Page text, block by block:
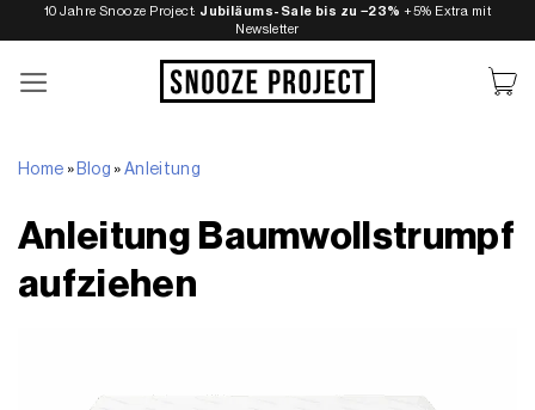
Inhalt
springen
10 Jahre Snooze Project: Jubiläums-Sale bis zu −23% +5% Extra mit
Newsletter
Home » Blog » Anleitung
Anleitung Baumwollstrumpf
aufziehen